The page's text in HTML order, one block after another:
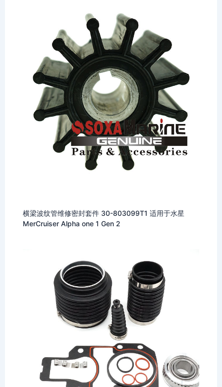
横梁波纹管维修密封套件 30-803099T1 适用于水星
MerCruiser Alpha one 1 Gen 2